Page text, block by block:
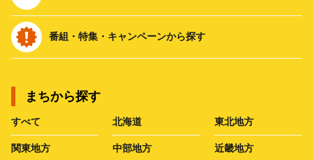
番組・特集・キャンペーンから探す
まちから探す
すべて 北海道 東北地方
関東地方 中部地方 近畿地方